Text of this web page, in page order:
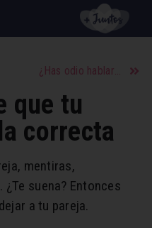
¿Has odio hablar sobre la mayonesa como tratamiento capilar?
que tu
correcta
mentiras,
suena? Entonces
a tu pareja.